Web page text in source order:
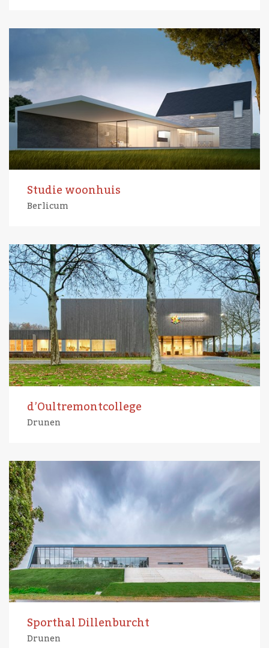
Studie woonhuis
Berlicum
d’Oultremontcollege
Drunen
Sporthal Dillenburcht
Drunen